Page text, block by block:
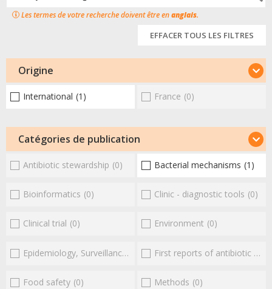
Les termes de votre recherche doivent être enanglais.
EFFACER TOUS LES FILTRES
Origine
International (1) France (0)
Catégories de publication
Antibiotic stewardship (0) Bacterial mechanisms (1)
Bioinformatics (0) Clinic - diagnostic tools (0)
Clinical trial (0) Environment (0)
Epidemiology, Surveillance First reports of antibiotic resistance
Food safety (0) Methods (0)